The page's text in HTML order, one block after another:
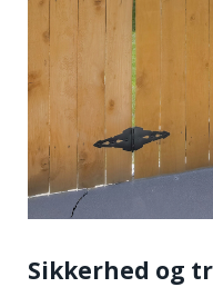
Sikkerhed og